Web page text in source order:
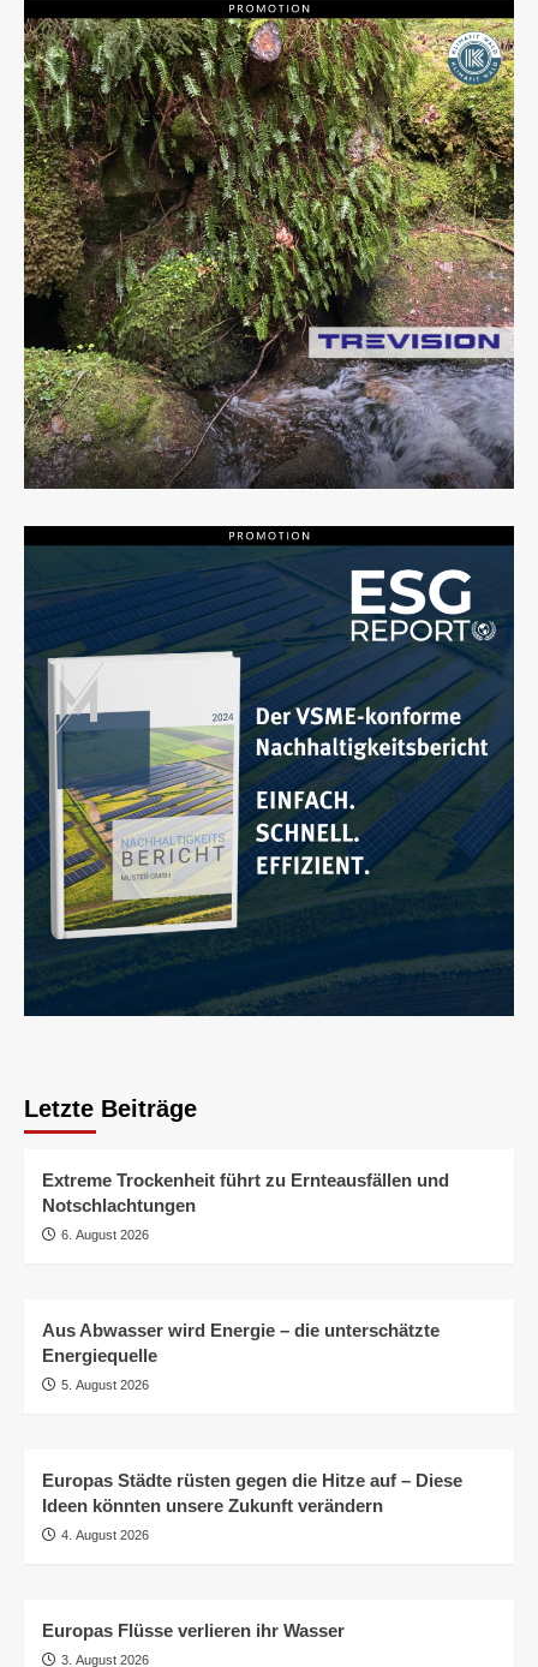
Letzte Beiträge
Extreme Trockenheit führt zu Ernteausfällen und
Notschlachtungen
6. August 2026
Aus Abwasser wird Energie – die unterschätzte
Energiequelle
5. August 2026
Europas Städte rüsten gegen die Hitze auf – Diese
Ideen könnten unsere Zukunft verändern
4. August 2026
Europas Flüsse verlieren ihr Wasser
3. August 2026